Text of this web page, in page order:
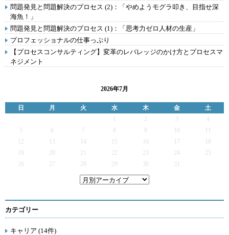
問題発見と問題解決のプロセス (2)：「やめようモグラ叩き、目指せ深
海魚！」
問題発見と問題解決のプロセス (1)：「思考力ゼロ人材の生産」
プロフェッショナルの仕事っぷり
【プロセスコンサルティング】変革のレバレッジのかけ方とプロセスマ
ネジメント
2026年7月
日 月 火 水 木 金
土
2 3
4
5
6 7 9
12
13 14 15 16 17
19
20 21 22 23 24
25
26
27 28 29 30 31
カテゴリー
キャリア (14件)